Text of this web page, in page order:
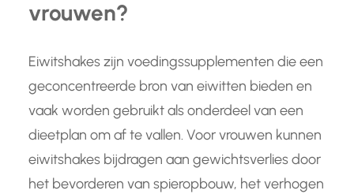
vrouwen?
Eiwitshakes zijn voedingssupplementen die een
geconcentreerde bron van eiwitten bieden en
vaak worden gebruikt als onderdeel van een
dieetplan om af te vallen. Voor vrouwen kunnen
eiwitshakes bijdragen aan gewichtsverlies door
het bevorderen van spieropbouw, het verhogen